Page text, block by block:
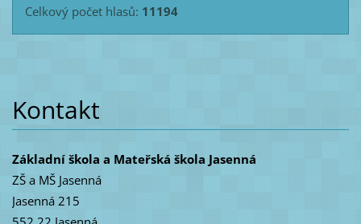
Celkový počet hlasů: 11194
Kontakt
Základní škola a Mateřská škola Jasenná
ZŠ a MŠ Jasenná
Jasenná 215